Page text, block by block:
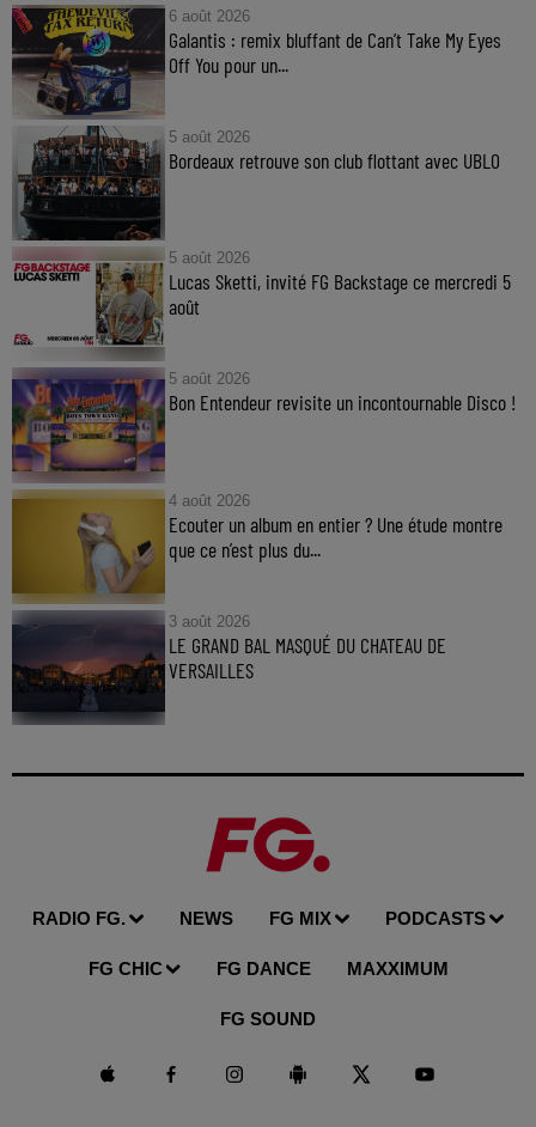
6 août 2026
Galantis : remix bluffant de Can’t Take My Eyes
Off You pour un...
5 août 2026
Bordeaux retrouve son club flottant avec UBLO
5 août 2026
Lucas Sketti, invité FG Backstage ce mercredi 5
août
5 août 2026
Bon Entendeur revisite un incontournable Disco !
4 août 2026
Ecouter un album en entier ? Une étude montre
que ce n’est plus du...
3 août 2026
LE GRAND BAL MASQUÉ DU CHATEAU DE
VERSAILLES
RADIO FG. NEWS FG MIX PODCASTS
FG CHIC FG DANCE MAXXIMUM
FG SOUND